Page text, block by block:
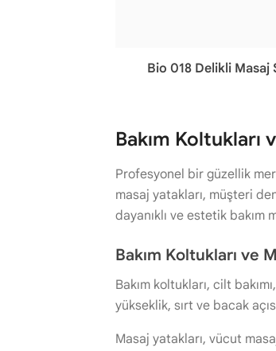
Bio 018 Delikli Masaj
Bakım Koltukları
Profesyonel bir güzellik
masaj yatakları, müşteri
dayanıklı ve estetik bakım
Bakım Koltukları ve
Bakım koltukları, cilt
yükseklik, sırt ve bacak
Masaj yatakları, vücut